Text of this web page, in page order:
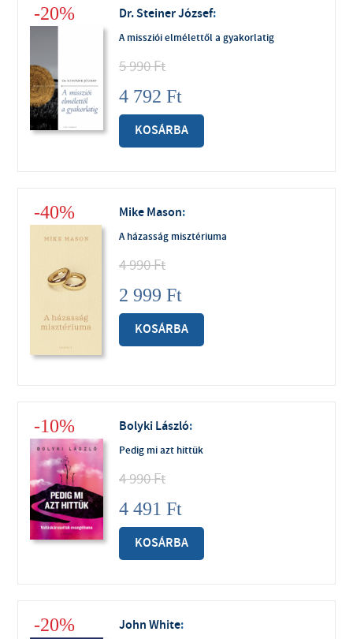
-20% Dr. Steiner József:
A missziói elmélettől a gyakorlatig
5 990Ft
4 792 Ft
KOSÁRBA
-40% Mike Mason:
A házasság misztériuma
4 990Ft
2 999 Ft
KOSÁRBA
-10% Bolyki László:
Pedig mi azt hittük
4 990Ft
4 491 Ft
KOSÁRBA
-20% John White: